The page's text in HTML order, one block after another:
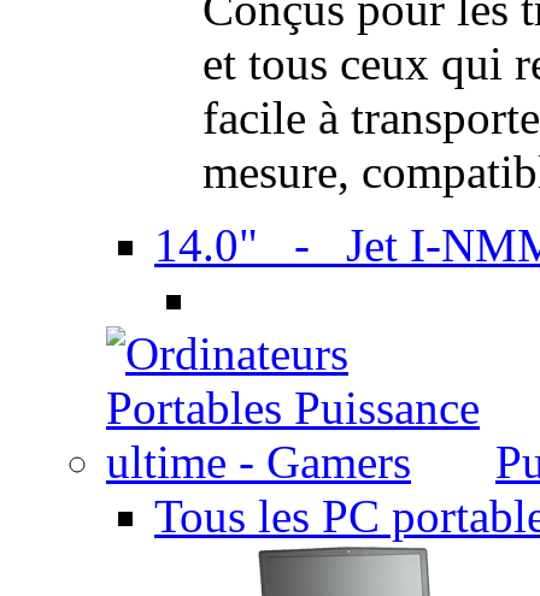
et tous ceux qui
facile à
mesure,
14.0" - Jet I-
Tous les PC